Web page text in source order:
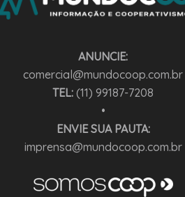
ANUNCIE:
comercial@mundocoop.com.br
TEL: (11) 99187-7208
•
ENVIE SUA PAUTA:
imprensa@mundocoop.com.br